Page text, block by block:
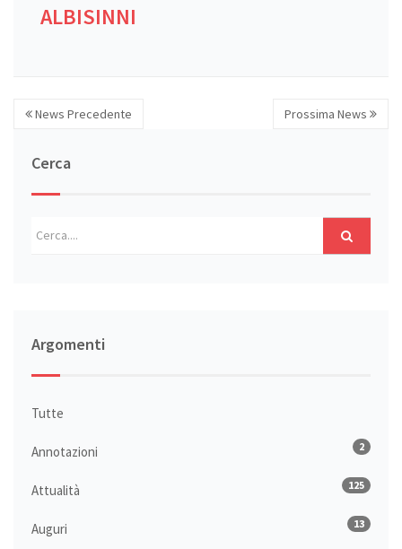
ALBISINNI
Prossima News
News Precedente
Cerca
Argomenti
Tutte
Annotazioni 2
Attualità 125
Auguri 13